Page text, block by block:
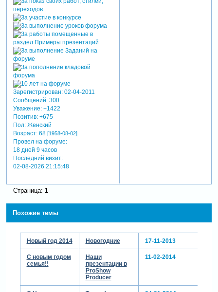
Зарегистрирован: 02-04-2011
Сообщений:300
Уважение: +1422
Позитив: +675
Пол:Женский
Возраст:68 [1958-08-02]
Провел на форуме:
18 дней 9 часов
Последний визит:
02-08-2026 21:15:48
Страница: 1
Похожие темы
Новый год 2014 Новогодние 17-11-2013
С новым годом
семья!!
Наши
презентации в
ProShow
Producer
11-02-2014